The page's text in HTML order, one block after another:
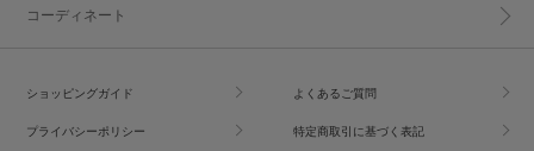
コーディネート
ショッピングガイド よくあるご質問
プライバシーポリシー 特定商取引に基づく表記